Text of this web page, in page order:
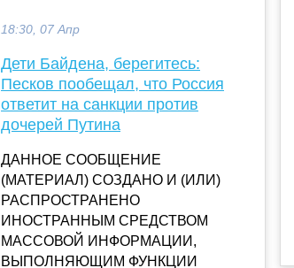
18:30, 07 Апр
Дети Байдена, берегитесь:
Песков пообещал, что Россия
ответит на санкции против
дочерей Путина
ДАННОЕ СООБЩЕНИЕ
(МАТЕРИАЛ) СОЗДАНО И (ИЛИ)
РАСПРОСТРАНЕНО
ИНОСТРАННЫМ СРЕДСТВОМ
МАССОВОЙ ИНФОРМАЦИИ,
ВЫПОЛНЯЮЩИМ ФУНКЦИИ